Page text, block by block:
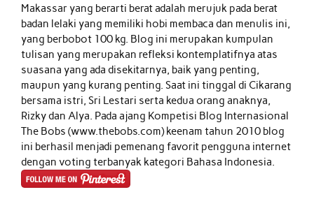
Makassar yang berarti berat adalah merujuk pada berat
badan lelaki yang memiliki hobi membaca dan menulis ini,
yang berbobot 100 kg. Blog ini merupakan kumpulan
tulisan yang merupakan refleksi kontemplatifnya atas
suasana yang ada disekitarnya, baik yang penting,
maupun yang kurang penting. Saat ini tinggal di Cikarang
bersama istri, Sri Lestari serta kedua orang anaknya,
Rizky dan Alya. Pada ajang Kompetisi Blog Internasional
The Bobs (www.thebobs.com) keenam tahun 2010 blog
ini berhasil menjadi pemenang favorit pengguna internet
dengan voting terbanyak kategori Bahasa Indonesia.